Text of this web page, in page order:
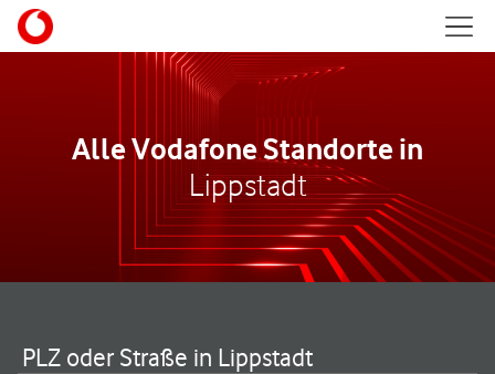
Skip to content
Alle Vodafone Standorte in
Lippstadt
PLZ oder Straße in Lippstadt